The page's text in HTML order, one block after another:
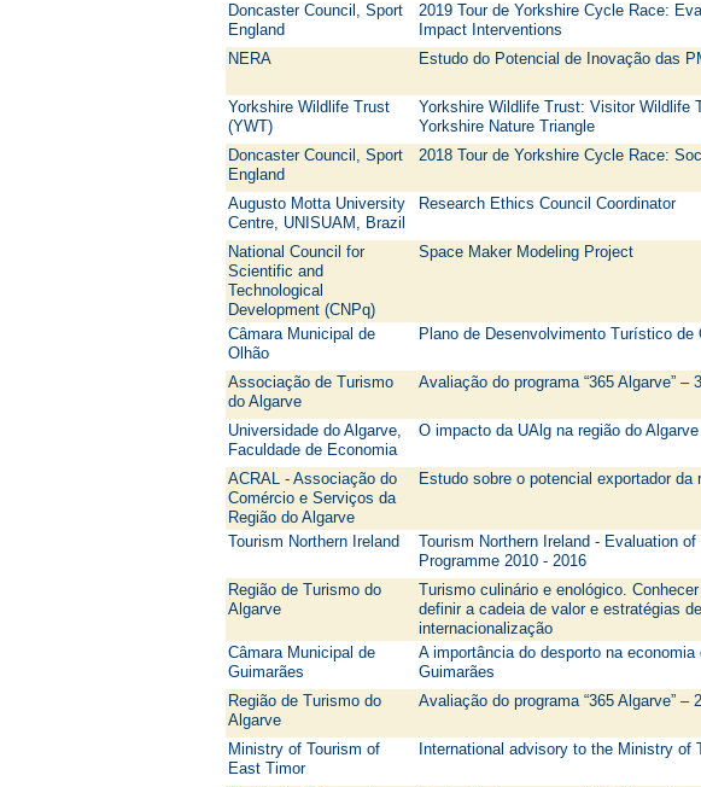
Doncaster Council, Sport
England
2019 Tour de Yorkshire Cycle Race:
Impact Interventions
NERA Estudo do Potencial de Inovação das
Yorkshire Wildlife Trust
(YWT)
Yorkshire Wildlife Trust: Visitor Wildlife
Yorkshire Nature Triangle
Doncaster Council, Sport
England
2018 Tour de Yorkshire Cycle Race:
Augusto Motta University
Centre, UNISUAM, Brazil
Research Ethics Council Coordinator
National Council for
Scientific and
Technological
Development (CNPq)
Space Maker Modeling Project
Câmara Municipal de
Olhão
Plano de Desenvolvimento Turístico de
Associação de Turismo
do Algarve
Avaliação do programa “365 Algarve” –
Universidade do Algarve,
Faculdade de Economia
O impacto da UAlg na região do Algarve
ACRAL - Associação do
Comércio e Serviços da
Região do Algarve
Estudo sobre o potencial exportador da
Tourism Northern Ireland
Tourism Northern Ireland - Evaluation
Programme 2010 - 2016
Região de Turismo do
Algarve
Turismo culinário e enológico.
definir a cadeia de valor e estratégias
internacionalização
Câmara Municipal de
Guimarães
A importância do desporto na
Guimarães
Região de Turismo do
Algarve
Avaliação do programa “365 Algarve” –
Ministry of Tourism of
East Timor
International advisory to the Ministry of